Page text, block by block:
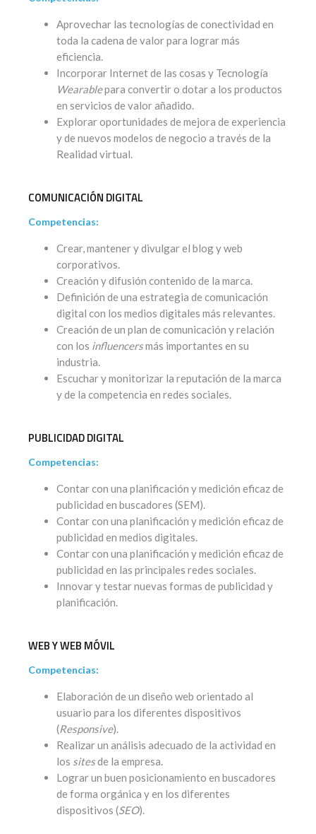
Aprovechar las tecnologías de conectividad en
toda la cadena de valor para lograr más
eficiencia.
Incorporar Internet de las cosas y Tecnología
Wearablepara convertir o dotar a los productos
en servicios de valor añadido.
Explorar oportunidades de mejora de experiencia
y de nuevos modelos de negocio a través de la
Realidad virtual.
COMUNICACIÓN DIGITAL
Competencias:
Crear, mantener y divulgar el blog y web
corporativos.
Creación y difusión contenido de la marca.
Definición de una estrategia de comunicación
digital con los medios digitales más relevantes.
Creación de un plan de comunicación y relación
con los influencersmás importantes en su
industria.
Escuchar y monitorizar la reputación de la marca
y de la competencia en redes sociales.
PUBLICIDAD DIGITAL
Competencias:
Contar con una planificación y medición eficaz de
publicidad en buscadores (SEM).
Contar con una planificación y medición eficaz de
publicidad en medios digitales.
Contar con una planificación y medición eficaz de
publicidad en las principales redes sociales.
Innovar y testar nuevas formas de publicidad y
planificación.
WEB Y WEB MÓVIL
Competencias:
Elaboración de un diseño web orientado al
usuario para los diferentes dispositivos
(Responsive).
Realizar un análisis adecuado de la actividad en
los sitesde la empresa.
Lograr un buen posicionamiento en buscadores
de forma orgánica y en los diferentes
dispositivos (SEO).